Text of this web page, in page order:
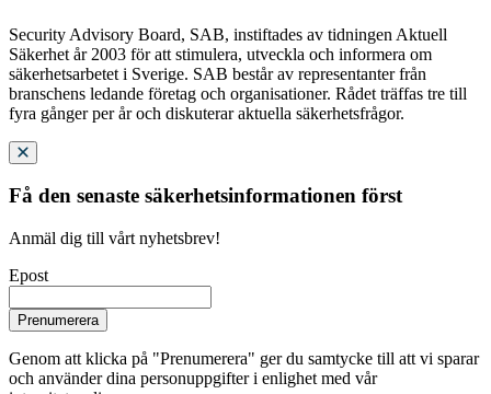
Security Advisory Board, SAB, instiftades av tidningen Aktuell
Säkerhet år 2003 för att stimulera, utveckla och informera om
säkerhetsarbetet i Sverige. SAB består av representanter från
branschens ledande företag och organisationer. Rådet träffas tre till
fyra gånger per år och diskuterar aktuella säkerhetsfrågor.
Få den senaste säkerhetsinformationen först
Anmäl dig till vårt nyhetsbrev!
Epost
Prenumerera
Genom att klicka på "Prenumerera" ger du samtycke till att vi sparar
och använder dina personuppgifter i enlighet med vår